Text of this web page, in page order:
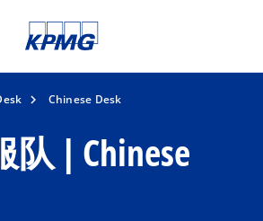
Chinese Desk
| Chinese